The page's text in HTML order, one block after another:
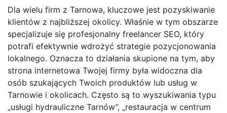
Dla wielu firm z Tarnowa, kluczowe jest pozyskiwanie
klientów z najbliższej okolicy. Właśnie w tym obszarze
specjalizuje się profesjonalny freelancer SEO, który
potrafi efektywnie wdrożyć strategie pozycjonowania
lokalnego. Oznacza to działania skupione na tym, aby
strona internetowa Twojej firmy była widoczna dla
osób szukających Twoich produktów lub usług w
Tarnowie i okolicach. Często są to wyszukiwania typu
„usługi hydrauliczne Tarnów”, „restauracja w centrum